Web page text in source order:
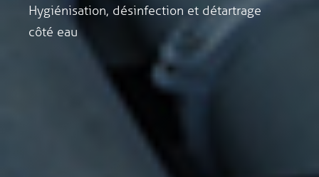
Hygiénisation, désinfection et détartrage
côté eau